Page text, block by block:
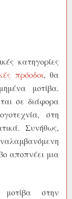
κατηγορίες
πρόοδοι, θα
μοτίβα.
σε διάφορα
στη
Συνήθως,
αποπνέει μια
στην